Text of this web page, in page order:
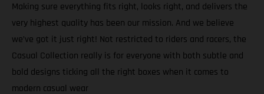
Making sure everything fits right, looks right, and delivers the
very highest quality has been our mission. And we believe
we’ve got it just right! Not restricted to riders and racers, the
Casual Collection really is for everyone with both subtle and
bold designs ticking all the right boxes when it comes to
modern casual wear